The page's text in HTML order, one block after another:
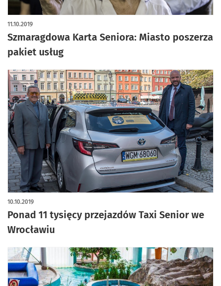
Szmaragdowa Karta Seniora: Miasto poszerza
pakiet usług
11.10.2019
Ponad 11 tysięcy przejazdów Taxi Senior we
Wrocławiu
10.10.2019